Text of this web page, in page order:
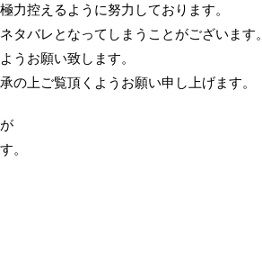
力控えるように努力しております。
タバレとなってしまうことがございます。
うお願い致します。
の上ご覧頂くようお願い申し上げます。
。